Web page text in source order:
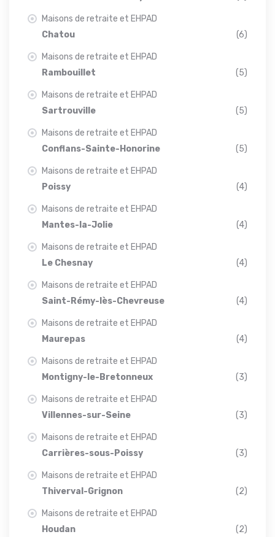
Maisons de retraite et EHPAD
Chatou
(6)
Maisons de retraite et EHPAD
Rambouillet
(5)
Maisons de retraite et EHPAD
Sartrouville
(5)
Maisons de retraite et EHPAD
Conflans-Sainte-Honorine
(5)
Maisons de retraite et EHPAD
Poissy
(4)
Maisons de retraite et EHPAD
Mantes-la-Jolie
(4)
Maisons de retraite et EHPAD
Le Chesnay
(4)
Maisons de retraite et EHPAD
Saint-Rémy-lès-Chevreuse
(4)
Maisons de retraite et EHPAD
Maurepas
(4)
Maisons de retraite et EHPAD
Montigny-le-Bretonneux
(3)
Maisons de retraite et EHPAD
Villennes-sur-Seine
(3)
Maisons de retraite et EHPAD
Carrières-sous-Poissy
(3)
Maisons de retraite et EHPAD
Thiverval-Grignon
(2)
Maisons de retraite et EHPAD
Houdan
(2)